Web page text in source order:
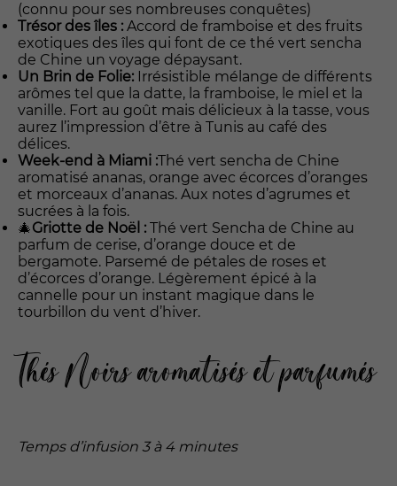
(connu pour ses nombreuses conquêtes)
Trésor des îles : Accord de framboise et des fruits
exotiques des îles qui font de ce thé vert sencha
de Chine un voyage dépaysant.
Un Brin de Folie: Irrésistible mélange de différents
arômes tel que la datte, la framboise, le miel et la
vanille. Fort au goût mais délicieux à la tasse, vous
aurez l’impression d’être à Tunis au café des
délices.
Week-end à Miami :Thé vert sencha de Chine
aromatisé ananas, orange avec écorces d’oranges
et morceaux d’ananas. Aux notes d’agrumes et
sucrées à la fois.
🎄Griotte de Noël : Thé vert Sencha de Chine au
parfum de cerise, d’orange douce et de
bergamote. Parsemé de pétales de roses et
d’écorces d’orange. Légèrement épicé à la
cannelle pour un instant magique dans le
tourbillon du vent d’hiver.
Thés Noirs aromatisés et parfumés
Temps d’infusion 3 à 4 minutes